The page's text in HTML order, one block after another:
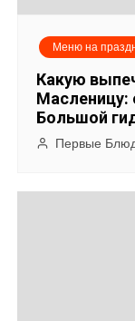
а
Меню на
Какую
Масленицу:
Большой
Первые